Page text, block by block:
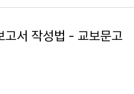
고서 작성법 - 교보문고